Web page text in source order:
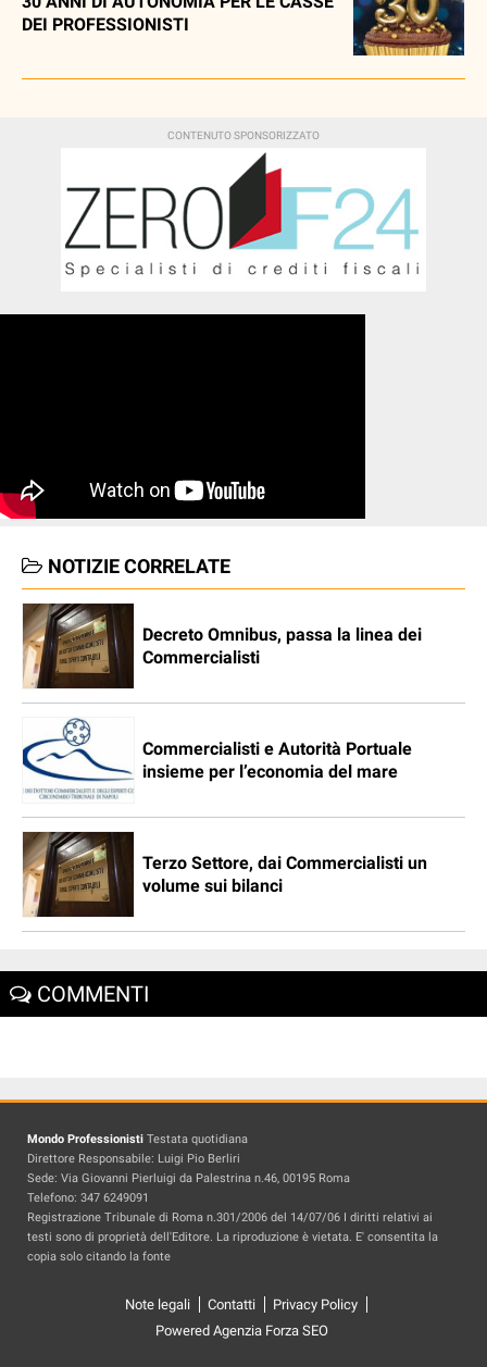
DEI PROFESSIONISTI
NOTIZIE CORRELATE
Decreto Omnibus, passa la linea dei
Commercialisti
Commercialisti e Autorità Portuale
insieme per l’economia del mare
Terzo Settore, dai Commercialisti un
volume sui bilanci
COMMENTI
Mondo Professionisti Testata quotidiana
Direttore Responsabile: Luigi Pio Berliri
Sede: Via Giovanni Pierluigi da Palestrina n.46, 00195 Roma
Telefono: 347 6249091
Registrazione Tribunale di Roma n.301/2006 del 14/07/06 I diritti relativi ai
testi sono di proprietà dell'Editore. La riproduzione è vietata. E' consentita la
copia solo citando la fonte
Note legali Contatti
Privacy Policy
Powered Agenzia Forza SEO